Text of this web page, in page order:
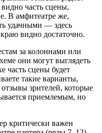
часть сцены,
В амфитеатре же,
удачными — здесь
видно достаточно.
за колоннами или
они могут выглядеть
часть сцены будет
такие варианты,
зрителей, которые
приемлемым, но
критически важен